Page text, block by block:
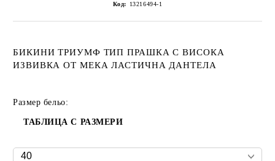
Код: 13216494-1
БИКИНИ ТРИУМФ ТИП ПРАШКА С ВИСОКА
ИЗВИВКА ОТ МЕКА ЛАСТИЧНА ДАНТЕЛА
Размер бельо:
ТАБЛИЦА С РАЗМЕРИ